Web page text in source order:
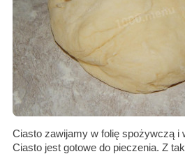
Ciasto zawijamy w folię spożywczą i
Ciasto jest gotowe do pieczenia. Z